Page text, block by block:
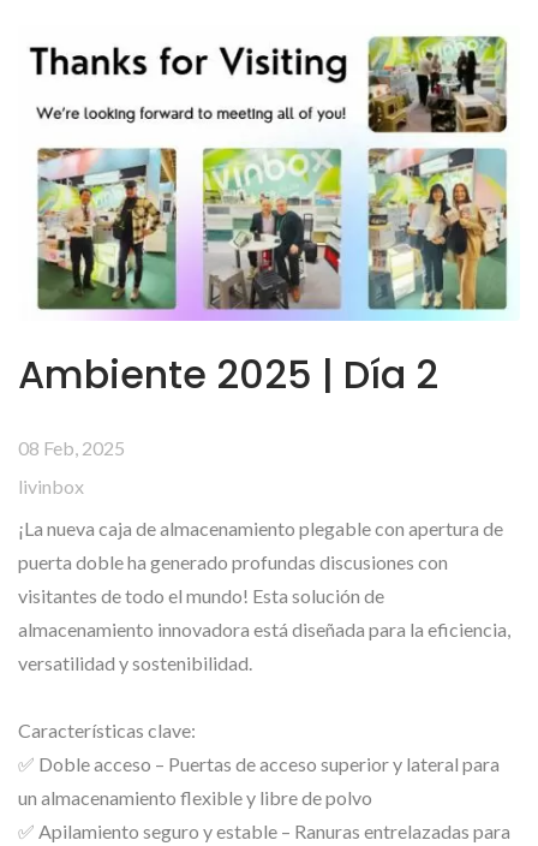
Ambiente 2025 | Día 2
08 Feb, 2025
livinbox
¡La nueva caja de almacenamiento plegable con apertura de
puerta doble ha generado profundas discusiones con
visitantes de todo el mundo! Esta solución de
almacenamiento innovadora está diseñada para la eficiencia,
versatilidad y sostenibilidad.
Características clave:
✅ Doble acceso – Puertas de acceso superior y lateral para
un almacenamiento flexible y libre de polvo
✅ Apilamiento seguro y estable – Ranuras entrelazadas para